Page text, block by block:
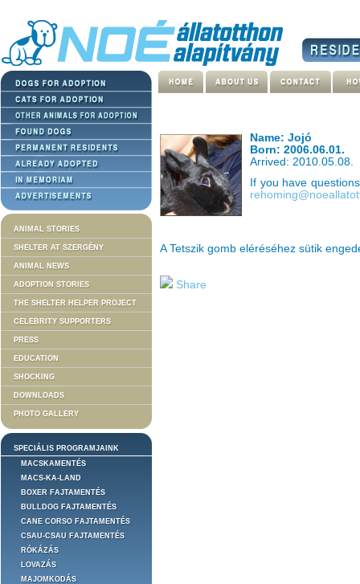
ANIMAL STORIES
SHELTER AT SZERGÉNY
ANIMAL NEWS
ADOPTION STORIES
THE SHELTER HELPER PROJECT
CELEBRITY SUPPORTERS
PRESS
EDUCATION
SHOCKING
DOWNLOADS
PHOTO GALLERY
SPECIÁLIS PROGRAMJAINK
MACSKAMENTÉS
MACS-KA-LAND
BOXER FAJTAMENTÉS
BULLDOG FAJTAMENTÉS
CANE CORSO FAJTAMENTÉS
CSAU-CSAU FAJTAMENTÉS
RÓKÁZÁS
LOVAZÁS
MAJOMKODÁS
Name: Jojó
Born: 2006.06.01.
Arrived: 2010.05.08.
If you have
A Tetszik gomb eléréséhez sütik
Share